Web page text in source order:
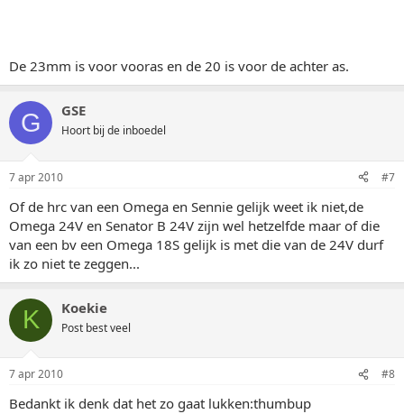
De 23mm is voor vooras en de 20 is voor de achter as.
G GSE
Hoort bij de inboedel
7 apr 2010 #7
Of de hrc van een Omega en Sennie gelijk weet ik niet,de
Omega 24V en Senator B 24V zijn wel hetzelfde maar of die
van een bv een Omega 18S gelijk is met die van de 24V durf
ik zo niet te zeggen...
K Koekie
Post best veel
7 apr 2010 #8
Bedankt ik denk dat het zo gaat lukken:thumbup